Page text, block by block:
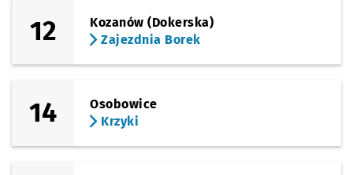
12
Kozanów (Dokerska)
Zajezdnia Borek
14
Osobowice
Krzyki